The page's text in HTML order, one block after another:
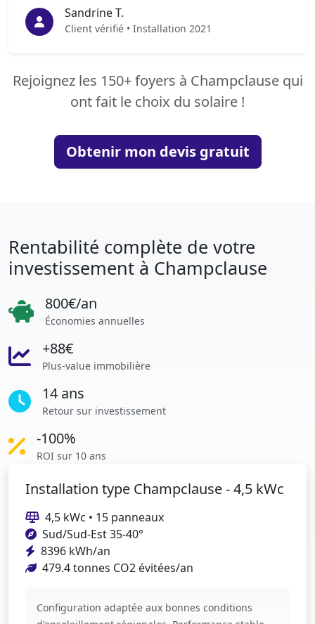
Sandrine T.
Client vérifié • Installation 2021
Rejoignez les 150+ foyers à Champclause qui
ont fait le choix du solaire !
Obtenir mon devis gratuit
Rentabilité complète de votre
investissement à Champclause
800€/an
Économies annuelles
+88€
Plus-value immobilière
14 ans
Retour sur investissement
-100%
ROI sur 10 ans
Installation type Champclause - 4,5 kWc
4,5 kWc • 15 panneaux
Sud/Sud-Est 35-40°
8396 kWh/an
479.4 tonnes CO2 évitées/an
Configuration adaptée aux bonnes conditions